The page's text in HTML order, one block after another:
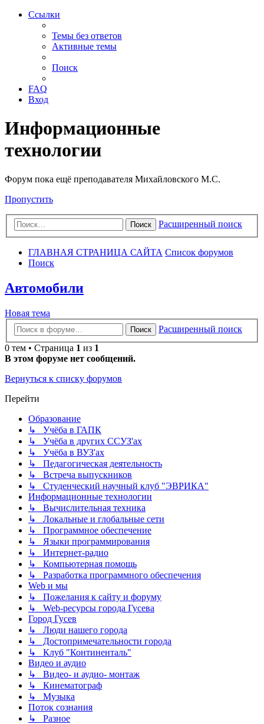
Ссылки
Темы без ответов
Активные темы
Поиск
FAQ
Вход
Информационные
технологии
Форум пока ещё преподавателя Михайловского М.С.
Пропустить
Поиск Расширенный поиск
ГЛАВНАЯ СТРАНИЦА САЙТА Список форумов
Поиск
Автомобили
Новая тема
Поиск
Расширенный поиск
0 тем • Страница 1 из 1
В этом форуме нет сообщений.
Вернуться к списку форумов
Перейти
Образование
↳ Учёба в ГАПК
↳ Учёба в других ССУЗ'ах
↳ Учёба в ВУЗ'ах
↳ Педагогическая деятельность
↳ Встреча выпускников
↳ Студенческий научный клуб "ЭВРИКА"
Информационные технологии
↳ Вычислительная техника
↳ Локальные и глобальные сети
↳ Программное обеспечение
↳ Языки программирования
↳ Интернет-радио
↳ Компьютерная помощь
↳ Разработка программного обеспечения
Web и мы
↳ Пожелания к сайту и форуму
↳ Web-ресурсы города Гусева
Город Гусев
↳ Люди нашего города
↳ Достопримечательности города
↳ Клуб "Континенталь"
Видео и аудио
↳ Видео- и аудио- монтаж
↳ Кинематограф
↳ Музыка
Поток сознания
↳ Разное